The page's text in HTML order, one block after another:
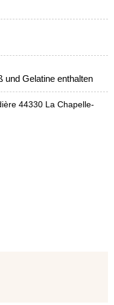
und Gelatine enthalten
44330 La Chapelle-